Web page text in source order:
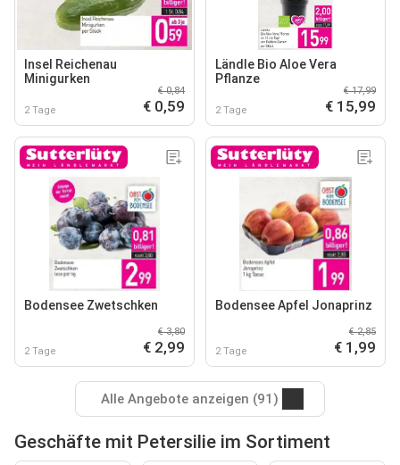
Insel Reichenau
Minigurken
2 Tage
€ 0,84
€ 0,59
Ländle Bio Aloe Vera
Pflanze
2 Tage
€ 17,99
€ 15,99
Bodensee Zwetschken
2 Tage
€ 3,80
€ 2,99
Bodensee Apfel Jonaprinz
2 Tage
€ 2,85
€ 1,99
Alle Angebote anzeigen (91)
Geschäfte mit Petersilie im Sortiment